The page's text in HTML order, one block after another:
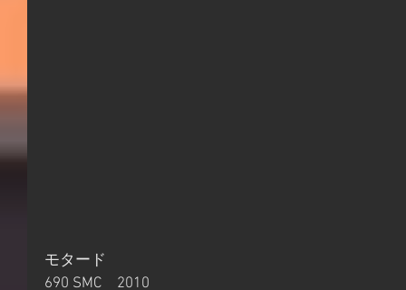
モタード
690 SMC　2010